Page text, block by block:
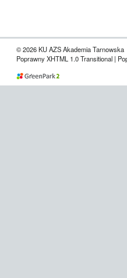
© 2026 KU AZS Akademia Tarnowska
Poprawny XHTML 1.0 Transitional |